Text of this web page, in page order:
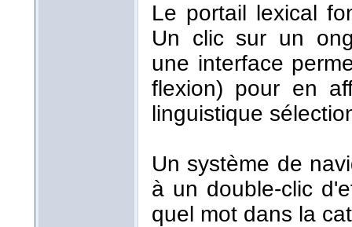
Le portail lexical
Un clic sur un
une interface
flexion) pour en
linguistique
Un système de
à un double-clic
quel mot dans la